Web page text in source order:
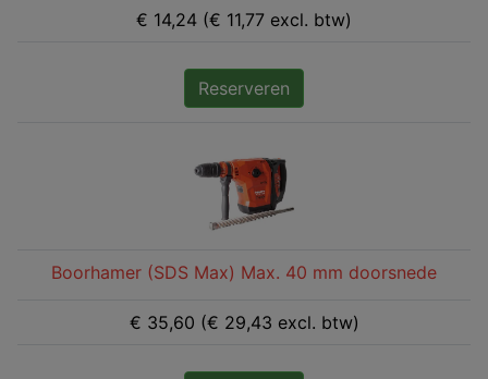
€ 14,24 (€ 11,77 excl. btw)
Reserveren
Boorhamer (SDS Max) Max. 40 mm doorsnede
€ 35,60 (€ 29,43 excl. btw)